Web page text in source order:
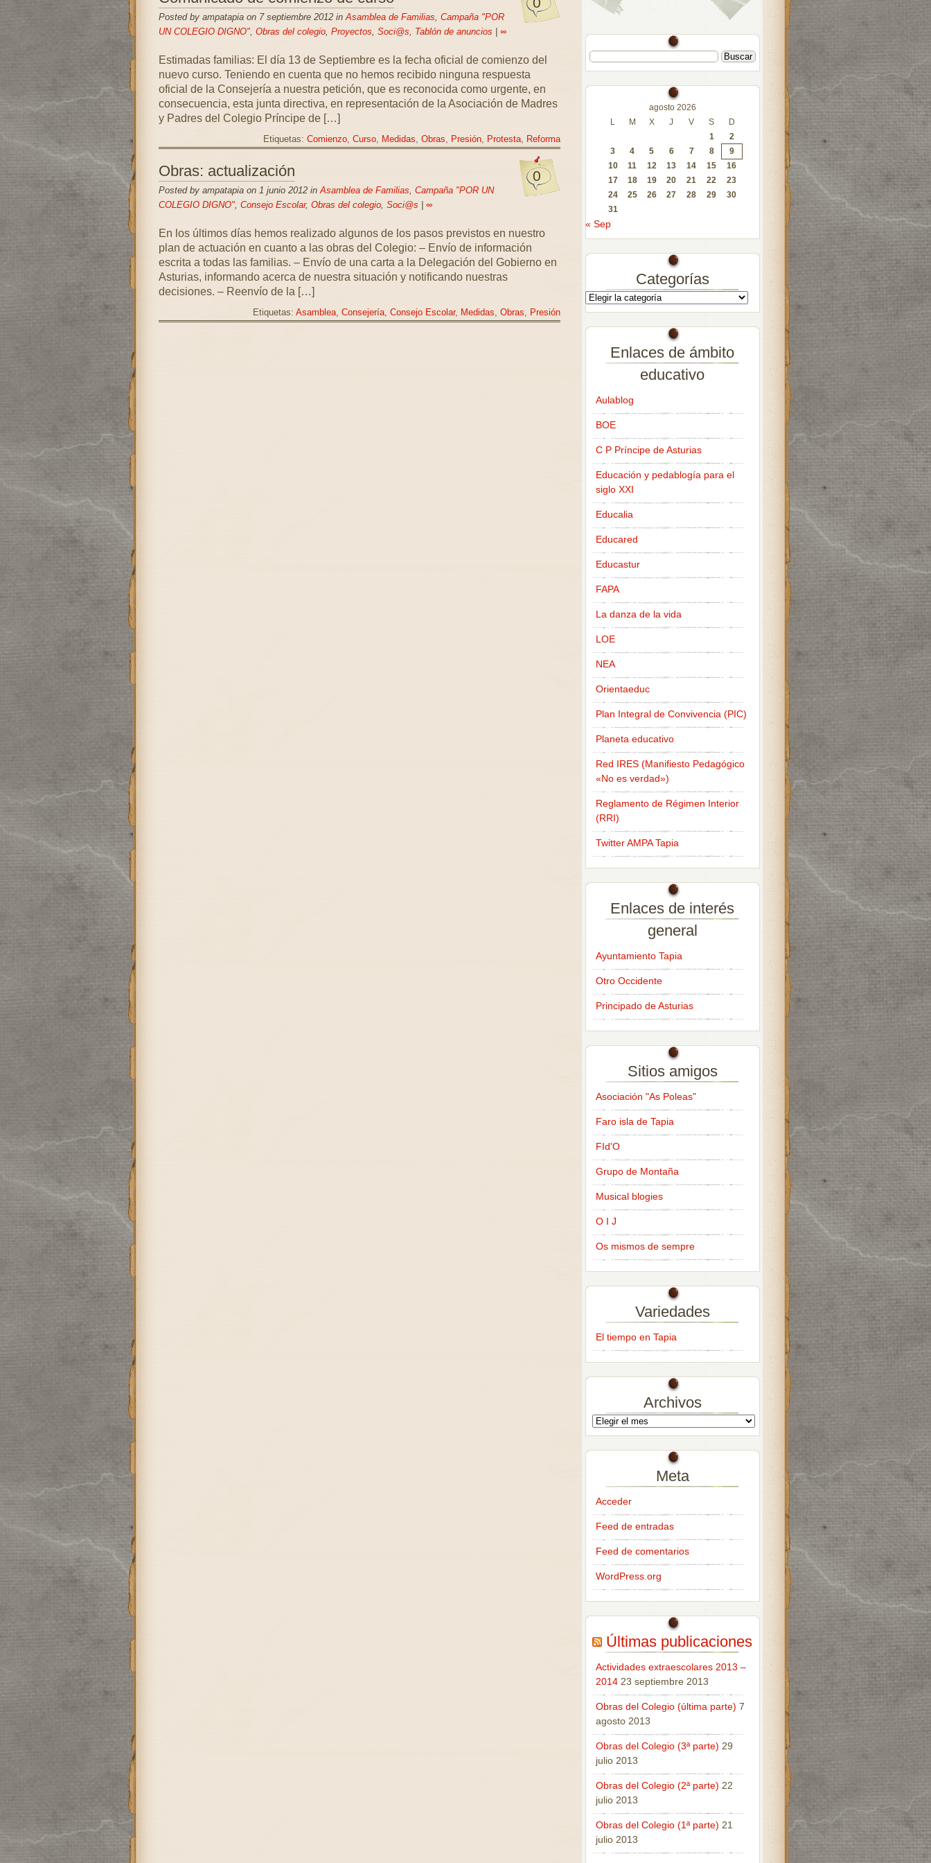
Posted by ampatapia on 7 septiembre 2012 inAsamblea de Familias, Campaña "POR
UN COLEGIO DIGNO", Obras del colegio, Proyectos, Soci@s, Tablón de anuncios ∞
Estimadas familias: El día 13 de Septiembre es la fecha oficial de comienzo del
nuevo curso. Teniendo en cuenta que no hemos recibido ninguna respuesta
oficial de la Consejería a nuestra petición, que es reconocida como urgente, en
consecuencia, esta junta directiva, en representación de la Asociación de Madres
y Padres del Colegio Príncipe de […]
Etiquetas: Comienzo, Curso, Medidas, Obras, Presión, Protesta, Reforma
0
Obras: actualización
Posted by ampatapia on 1 junio 2012 inAsamblea de Familias, Campaña "POR UN
COLEGIO DIGNO", Consejo Escolar, Obras del colegio, Soci@s ∞
En los últimos días hemos realizado algunos de los pasos previstos en nuestro
plan de actuación en cuanto a las obras del Colegio: – Envío de información
escrita a todas las familias. – Envío de una carta a la Delegación del Gobierno en
Asturias, informando acerca de nuestra situación y notificando nuestras
decisiones. – Reenvío de la […]
Etiquetas: Asamblea, Consejería, Consejo Escolar, Medidas, Obras, Presión
agosto 2026
L
M X J V S
D
1
2
3
4 5 6 7 8
9
10
11 12 13 14 15
16
17
18 19 20 21 22
23
24
25 26 27 28 29
30
31
« Sep
Categorías
Enlaces de ámbito
educativo
Aulablog
BOE
C P Príncipe de Asturias
Educación y pedablogía para el
siglo XXI
Educalia
Educared
Educastur
FAPA
La danza de la vida
LOE
NEA
Orientaeduc
Plan Integral de Convivencia (PIC)
Planeta educativo
Red IRES (Manifiesto Pedagógico
«No es verdad»)
Reglamento de Régimen Interior
(RRI)
Twitter AMPA Tapia
Enlaces de interés
general
Ayuntamiento Tapia
Otro Occidente
Principado de Asturias
Sitios amigos
Asociación "As Poleas"
Faro isla de Tapia
FId'O
Grupo de Montaña
Musical blogies
O I J
Os mismos de sempre
Variedades
El tiempo en Tapia
Archivos
Meta
Acceder
Feed de entradas
Feed de comentarios
WordPress.org
Últimas publicaciones
Actividades extraescolares 2013 –
2014 23 septiembre 2013
Obras del Colegio (última parte) 7
agosto 2013
Obras del Colegio (3ª parte) 29
julio 2013
Obras del Colegio (2ª parte) 22
julio 2013
Obras del Colegio (1ª parte) 21
julio 2013